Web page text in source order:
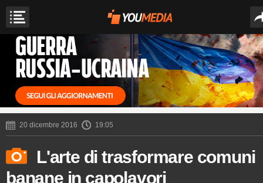
20 dicembre 2016 19:05
L'arte di trasformare comuni
banane in capolavori